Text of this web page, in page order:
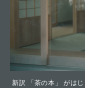
新訳 「茶の本」 がは